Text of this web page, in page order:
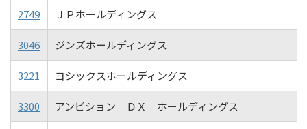
2749 ＪＰホールディングス
3046 ジンズホールディングス
3221 ヨシックスホールディングス
3300 アンビション ＤＸ ホールディングス